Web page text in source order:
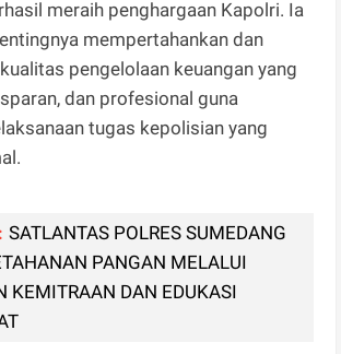
meraih penghargaan Kapolri. Ia
mempertahankan dan
pengelolaan keuangan yang
dan profesional guna
tugas kepolisian yang
SATLANTAS POLRES SUMEDANG
PANGAN MELALUI
KEMITRAAN DAN EDUKASI